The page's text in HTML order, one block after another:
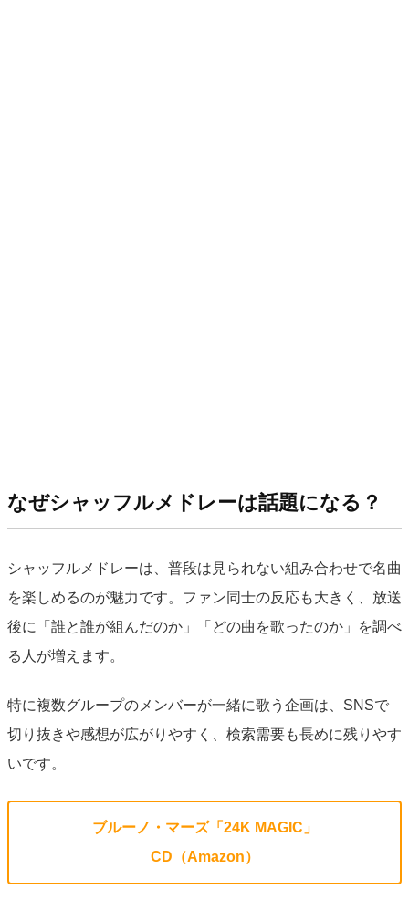
なぜシャッフルメドレーは話題になる？
シャッフルメドレーは、普段は見られない組み合わせで名曲
を楽しめるのが魅力です。ファン同士の反応も大きく、放送
後に「誰と誰が組んだのか」「どの曲を歌ったのか」を調べ
る人が増えます。
特に複数グループのメンバーが一緒に歌う企画は、SNSで
切り抜きや感想が広がりやすく、検索需要も長めに残りやす
いです。
ブルーノ・マーズ「24K MAGIC」
CD（Amazon）